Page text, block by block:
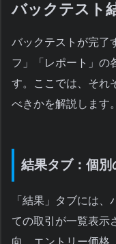
バックテスト
バックテストが完了
フ」「レポート」の
す。ここでは、それ
べきかを解説します。
結果タブ：個
「結果」タブには
ての取引が一覧表示